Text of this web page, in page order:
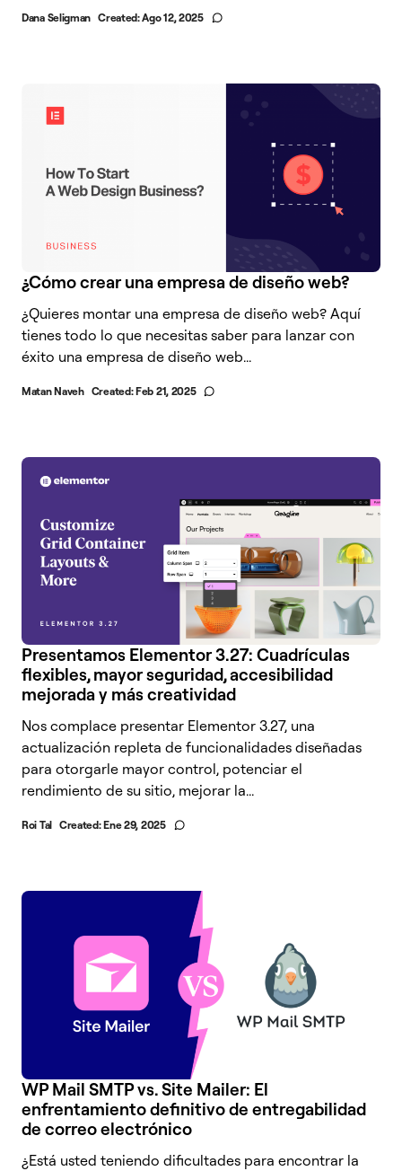
Dana Seligman Created:Ago 12, 2025
¿Cómo crear una empresa de diseño web?
¿Quieres montar una empresa de diseño web? Aquí
tienes todo lo que necesitas saber para lanzar con
éxito una empresa de diseño web...
Matan Naveh Created:Feb 21, 2025
Presentamos Elementor 3.27: Cuadrículas
flexibles, mayor seguridad, accesibilidad
mejorada y más creatividad
Nos complace presentar Elementor 3.27, una
actualización repleta de funcionalidades diseñadas
para otorgarle mayor control, potenciar el
rendimiento de su sitio, mejorar la...
Roi Tal Created:Ene 29, 2025
WP Mail SMTP vs. Site Mailer: El
enfrentamiento definitivo de entregabilidad
de correo electrónico
¿Está usted teniendo dificultades para encontrar la